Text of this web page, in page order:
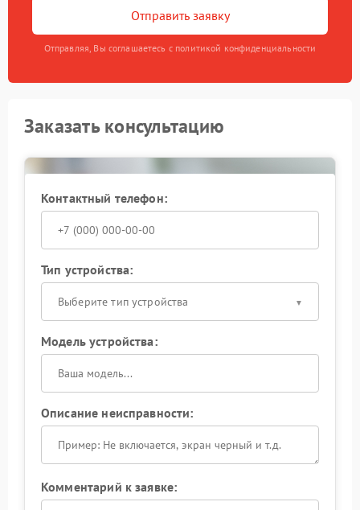
Отправить заявку
Отправляя, Вы соглашаетесь с политикой конфиденциальности
Заказать консультацию
Контактный телефон:
Тип устройства:
Выберите тип устройства
Модель устройства:
Описание неисправности:
Комментарий к заявке: